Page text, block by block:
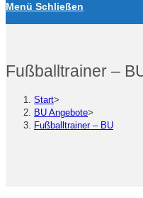
Menü Schließen
Fußballtrainer –
Start>
BU Angebote>
Fußballtrainer – BU